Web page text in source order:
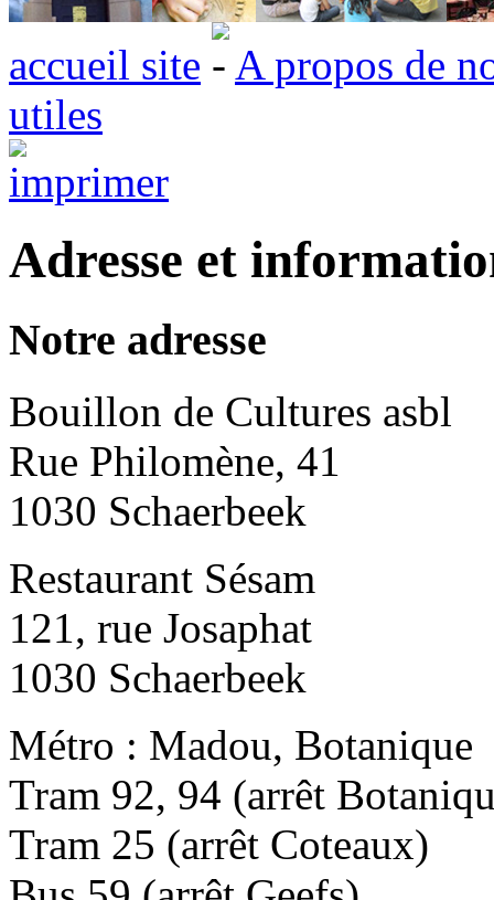
accueil site
A propos de
utiles
Adresse et
Notre adresse
Bouillon de Cultures asbl
Rue Philomène, 41
1030 Schaerbeek
Restaurant Sésam
121, rue Josaphat
1030 Schaerbeek
Métro : Madou, Botanique
Tram 92, 94 (arrêt
Tram 25 (arrêt Coteaux)